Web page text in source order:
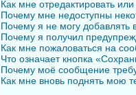
Как мне отредактировать
Почему мне недоступны
Почему я не могу добавлять
Почему я получил
Как мне пожаловаться на
Что означает кнопка
Почему моё сообщение
Как мне вновь поднять мою